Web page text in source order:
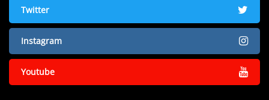
Twitter
Instagram
Youtube